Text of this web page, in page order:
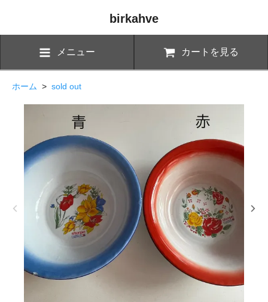
birkahve
メニュー カートを見る
ホーム > sold out